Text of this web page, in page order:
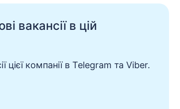
вакансії в цій
цієї компанії в Telegram та Viber.